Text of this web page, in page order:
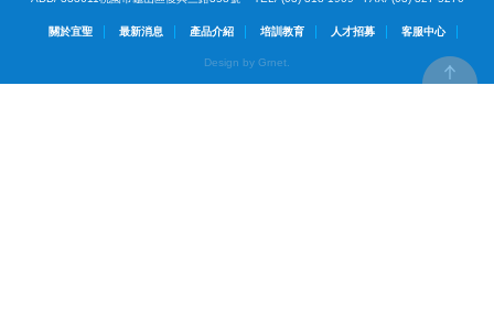
關於宜聖 最新消息 產品介紹 培訓教育 人才招募 客服中心
Design by Grnet.